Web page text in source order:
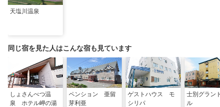
天塩川温泉
同じ宿を見た人はこんな宿も見ています
しょさんべつ温
泉 ホテル岬の湯
ペンション 亜留
芽利亜
ゲストハウス モ
シリパ
士別グラン
ル